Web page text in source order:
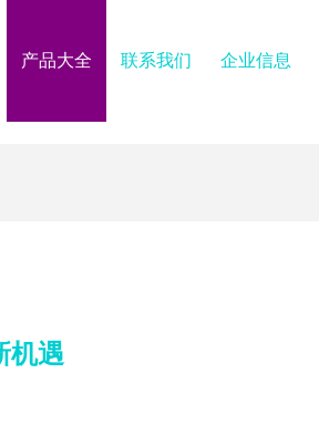
产品大全 联系我们 企业信息
机遇